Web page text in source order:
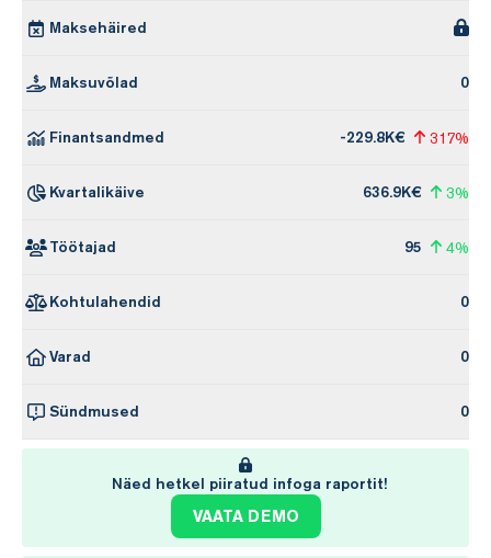
Maksehäired
Maksuvõlad 0
Finantsandmed -229.8K€ 317%
Kvartalikäive 636.9K€ 3%
Töötajad 95 4%
Kohtulahendid 0
Varad 0
Sündmused 0
Näed hetkel piiratud infoga raportit!
VAATA DEMO